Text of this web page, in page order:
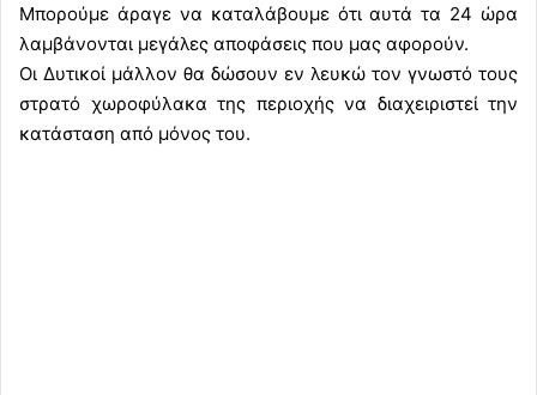
Μπορούμε άραγε να καταλάβουμε ότι αυτά τα 24 ώρα
λαμβάνονται μεγάλες αποφάσεις που μας αφορούν.
Οι Δυτικοί μάλλον θα δώσουν εν λευκώ τον γνωστό τους
στρατό χωροφύλακα της περιοχής να διαχειριστεί την
κατάσταση από μόνος του.